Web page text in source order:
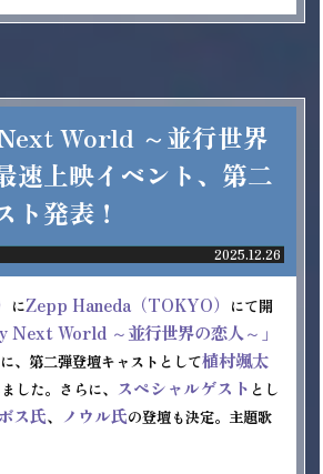
World ～並行世界
速上映イベント、第二
ト発表！
2025.12.26
にZepp Haneda（TOKYO） にて開
Next World ～並行世界の恋人～」
に、第二弾登壇キャストとして植村颯太
した。さらに、 スペシャルゲスト とし
ス氏、 ノウル氏の登壇も決定。主題歌